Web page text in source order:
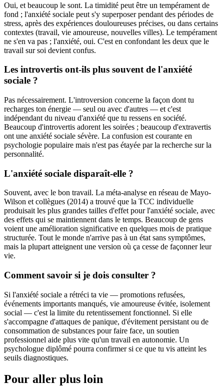
Oui, et beaucoup le sont. La timidité peut être un tempérament de
fond ; l'anxiété sociale peut s'y superposer pendant des périodes de
stress, après des expériences douloureuses précises, ou dans certains
contextes (travail, vie amoureuse, nouvelles villes). Le tempérament
ne s'en va pas ; l'anxiété, oui. C'est en confondant les deux que le
travail sur soi devient confus.
Les introvertis ont-ils plus souvent de l'anxiété
sociale ?
Pas nécessairement. L'introversion concerne la façon dont tu
recharges ton énergie — seul ou avec d'autres — et c'est
indépendant du niveau d'anxiété que tu ressens en société.
Beaucoup d'introvertis adorent les soirées ; beaucoup d'extravertis
ont une anxiété sociale sévère. La confusion est courante en
psychologie populaire mais n'est pas étayée par la recherche sur la
personnalité.
L'anxiété sociale disparaît-elle ?
Souvent, avec le bon travail. La méta-analyse en réseau de Mayo-
Wilson et collègues (2014) a trouvé que la TCC individuelle
produisait les plus grandes tailles d'effet pour l'anxiété sociale, avec
des effets qui se maintiennent dans le temps. Beaucoup de gens
voient une amélioration significative en quelques mois de pratique
structurée. Tout le monde n'arrive pas à un état sans symptômes,
mais la plupart atteignent une version où ça cesse de façonner leur
vie.
Comment savoir si je dois consulter ?
Si l'anxiété sociale a rétréci ta vie — promotions refusées,
événements importants manqués, vie amoureuse évitée, isolement
social — c'est la limite du retentissement fonctionnel. Si elle
s'accompagne d'attaques de panique, d'évitement persistant ou de
consommation de substances pour faire face, un soutien
professionnel aide plus vite qu'un travail en autonomie. Un
psychologue diplômé pourra confirmer si ce que tu vis atteint les
seuils diagnostiques.
Pour aller plus loin